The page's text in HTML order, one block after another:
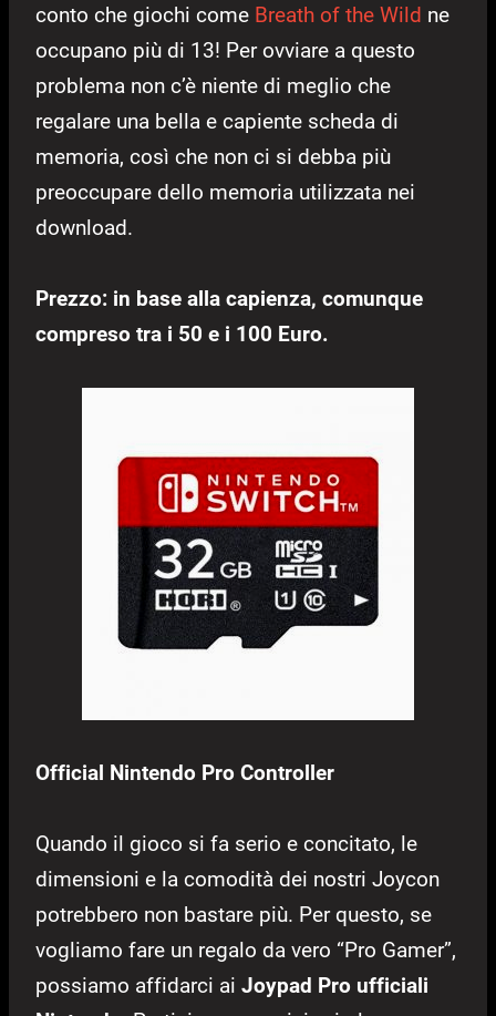
conto che giochi come Breath of the Wild ne
occupano più di 13! Per ovviare a questo
problema non c’è niente di meglio che
regalare una bella e capiente scheda di
memoria, così che non ci si debba più
preoccupare dello memoria utilizzata nei
download.
Prezzo: in base alla capienza, comunque
compreso tra i 50 e i 100 Euro.
Official Nintendo Pro Controller
Quando il gioco si fa serio e concitato, le
dimensioni e la comodità dei nostri Joycon
potrebbero non bastare più. Per questo, se
vogliamo fare un regalo da vero “Pro Gamer”,
possiamo affidarci ai Joypad Pro ufficiali